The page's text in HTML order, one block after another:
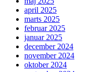
april 2025
marts 2025
februar 2025
januar 2025
december 2024
november 2024
oktober 2024